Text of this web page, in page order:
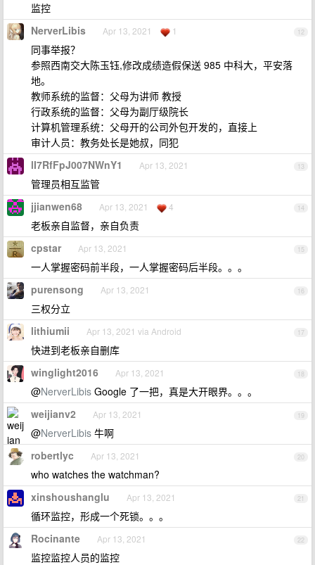
监控
12
NerverLibis Apr 13, 2021 1
同事举报？
参照西南交大陈玉钰,修改成绩造假保送 985 中科大，平安落
地。
教师系统的监督：父母为讲师 教授
行政系统的监督：父母为副厅级院长
计算机管理系统：父母开的公司外包开发的，直接上
审计人员：教务处长是她叔，同犯
13
lI7RfFpJ007NWnY1 Apr 13, 2021
管理员相互监管
14
jjianwen68 Apr 13, 2021 4
老板亲自监督，亲自负责
15
cpstar Apr 13, 2021
一人掌握密码前半段，一人掌握密码后半段。。。
16
purensong Apr 13, 2021
三权分立
17
lithiumii Apr 13, 2021 via Android
快进到老板亲自删库
18
winglight2016 Apr 13, 2021
@NerverLibis Google 了一把，真是大开眼界。。。
19
weijianv2 Apr 13, 2021
@NerverLibis 牛啊
20
robertlyc Apr 13, 2021
who watches the watchman?
21
xinshoushanglu Apr 13, 2021
循环监控，形成一个死锁。。。
22
Rocinante Apr 13, 2021
监控监控人员的监控